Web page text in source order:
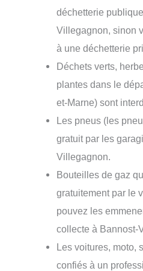
déchetterie
Villegagnon, sinon
à une déchetterie
Déchets verts,
plantes dans le
et-Marne) sont
Les pneus (les
gratuit par les
Villegagnon.
Bouteilles de gaz
gratuitement par le
pouvez les
collecte à Bannost-
Les voitures, moto,
confiés à un